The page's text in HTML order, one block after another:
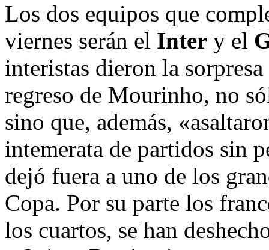
Los dos equipos que
viernes serán el Inter y el
interistas dieron la
regreso de Mourinho, no
sino que, además,
intemerata de partidos sin
dejó fuera a uno de los
Copa. Por su parte los
los cuartos, se han